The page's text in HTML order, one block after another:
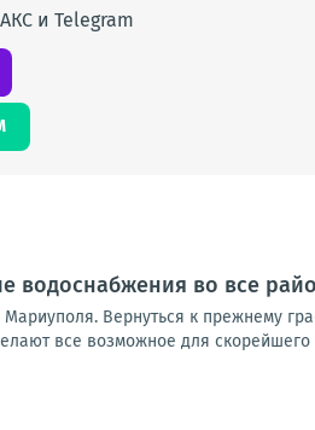
и Telegram
водоснабжения во все
Вернуться к прежнему
все возможное для скорейшего